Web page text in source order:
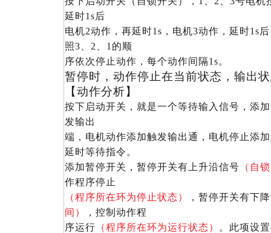
延时1s后
电机2动作，再延时1s，电机3动作，延时1s
照3、2、1的顺
序依次停止动作，每个动作间隔1s。
暂停时，动作停止在当前状态，输出
【动作分析】
按下启动开关，就是一个等待输入信号，添
发输出
端，电机动作添加触发输出通，电机停止添
延时等待指令。
添加暂停开关，暂停开关有上升沿信号 （自
作程序停止
（程序所在环为停止状态）
，暂停开关有下
间）
，控制动作程
序运行 （程序所在环为运行状态） 。此项设